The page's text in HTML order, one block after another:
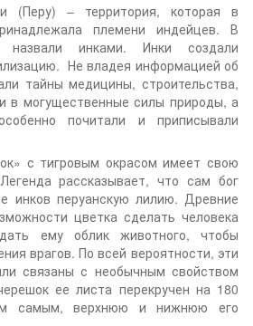
(Перу) – территория, которая в
племени индейцев. В
инками. Инки создали
Не владея информацией об
тайны медицины, строительства,
в могущественные силы природы, а
почитали и приписывали
с тигровым окрасом имеет свою
рассказывает, что сам бог
инков перуанскую лилию. Древние
цветка сделать человека
ему облик животного, чтобы
врагов. По всей вероятности, эти
связаны с необычным свойством
ее листа перекручен на 180
самым, верхнюю и нижнюю его